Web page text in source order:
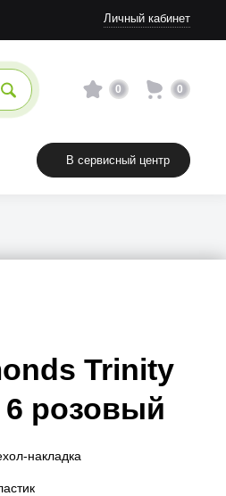
Личный кабинет
0 0
В сервисный центр
Trinity
розовый
накладка